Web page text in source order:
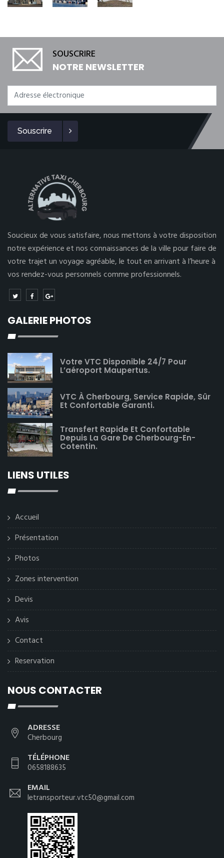
SOUSCRIRE
NOTRE NEWSLETTER
Souscrire
Soucieux de vous satisfaire, nous mettons à votre disposition
notre expérience et nos connaissances de la ville pour faire de
votre trajet un voyage agréable, le tout en arrivant à l’heure à
vos rendez-vous personnels comme professionnels.
GALERIE PHOTOS
Votre VTC Disponible 24/7 Pour
L’aéroport Maupertus.
VTC À Cherbourg, Service Rapide, Sûr
Et Confortable Garanti.
Transfert Rapide Et Confortable
Depuis La Gare De Cherbourg-En-
Cotentin.
LIENS UTILES
Accueil
Présentation
Photos
Zones intervention
Devis
Avis
Contact
Reservation
NOUS CONTACTER
ADRESSE
Cherbourg
TÉLÉPHONE
0658188635
EMAIL
letransporteur.vtc50@gmail.com